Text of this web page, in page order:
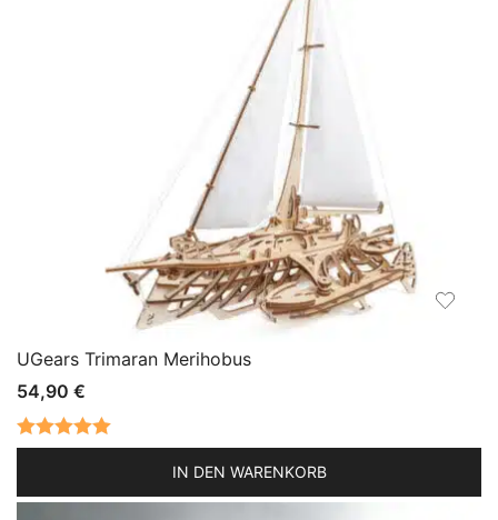
UGears Trimaran Merihobus
54,90 €
Bewertet mit
IN DEN WARENKORB